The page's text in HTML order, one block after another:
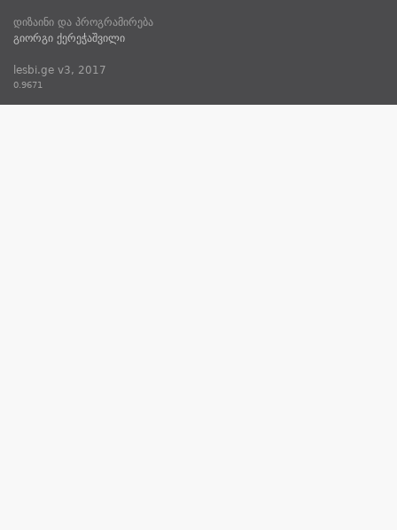
დიზაინი და პროგრამირება
გიორგი ქერეჭაშვილი
lesbi.ge v3, 2017
0.9671